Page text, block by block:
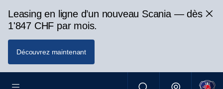
Leasing en ligne d’un nouveau Scania — dès
1'847 CHF par mois.
Découvrez maintenant